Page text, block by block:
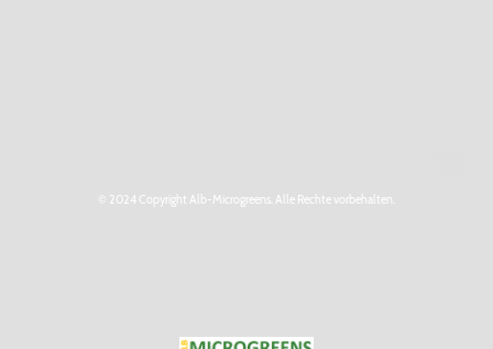
© 2024 Copyright Alb-Microgreens. Alle Rechte vorbehalten.